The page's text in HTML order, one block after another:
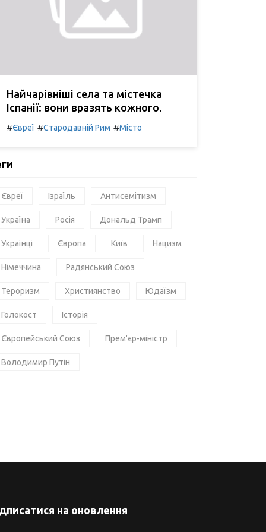
Найчарівніші села та містечка
Іспанії: вони вразять кожного.
#Євреї #Стародавній Рим #Місто
Євреї Ізраїль Антисемітизм
Україна Росія Дональд Трамп
Українці Європа Київ Нацизм
Німеччина Радянський Союз
Тероризм Християнство Юдаїзм
Голокост Історія
Європейський Союз Прем'єр-міністр
Володимир Путін
на оновлення